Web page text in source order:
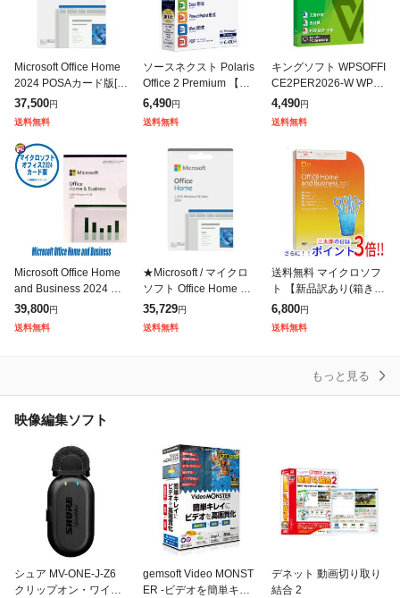
Microsoft Office Home
2024 POSAカード版[ラ
ッピング可]
37,500円
送料無料
ソースネクスト Polaris
Office 2 Premium 【パ
ッケージ版】 ※シリア
ルカード版 ポラリスオ
6,490円
送料無料
キングソフト WPSOFFI
CE2PER2026-W WPS
Office 2 Personal 2026
[WPSOFFICE2
4,490円
送料無料
Microsoft Office Home
and Business 2024 カ
ード版 (POSA) EP2-06
793 正規
39,800円
送料無料
★Microsoft / マイクロ
ソフト Office Home 20
24
35,729円
送料無料
送料無料 マイクロソフ
ト 【新品訳あり(箱き
ず・やぶれ)】 Office H
ome and Business 201
6,800円
送料無料
もっと見る
映像編集ソフト
シュア MV-ONE-J-Z6
クリップオン・ワイヤ
gemsoft Video MONST
ER -ビデオを簡単キレ
デネット 動画切り取り
結合 2